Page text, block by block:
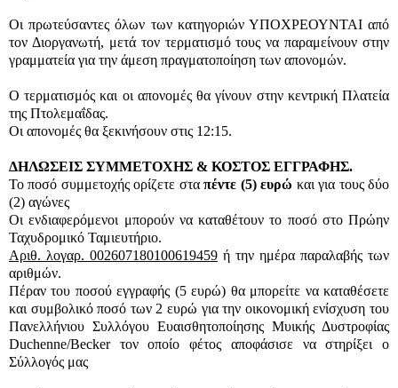
Oι πρωτεύσαντες όλων των κατηγοριών ΥΠΟΧΡΕΟΥΝΤΑΙ από
τον Διοργανωτή, μετά τον τερματισμό τους να παραμείνουν στην
γραμματεία για την άμεση πραγματοποίηση των απονομών.
Ο τερματισμός και οι απονομές θα γίνουν στην κεντρική Πλατεία
της Πτολεμαΐδας.
Οι απονομές θα ξεκινήσουν στις 12:15.
ΔΗΛΩΣΕΙΣ ΣΥΜΜΕΤΟΧΗΣ & ΚΟΣΤΟΣ ΕΓΓΡΑΦΗΣ.
Το ποσό συμμετοχής ορίζετε σταπέντε (5) ευρώ και για τους δύο
(2) αγώνες
Οι ενδιαφερόμενοι μπορούν να καταθέτουν το ποσό στο Πρώην
Ταχυδρομικό Ταμιευτήριο.
Αριθ. λογαρ. 002607180100619459 ή την ημέρα παραλαβής των
αριθμών.
Πέραν του ποσού εγγραφής (5 ευρώ) θα μπορείτε να καταθέσετε
και συμβολικό ποσό των 2 ευρώ για την οικονομική ενίσχυση του
Πανελλήνιου Συλλόγου Ευαισθητοποίησης Μυικής Δυστροφίας
Duchenne/Becker τον οποίο φέτος αποφάσισε να στηρίξει ο
Σύλλογός μας